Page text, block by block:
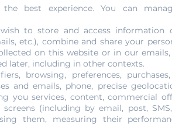
qu’à la suite d’une
possible. Elle se fait en suivant
le certificat de votre or avec nos
changer lors de votre
fixe.
best experience. You can
to store and access information
etc.), combine and share your
on this website or in our emails,
later, including in other contexts.
browsing, preferences,
and emails, phone, precise
you services, content, commercial
(including by email, post,
them, measuring their